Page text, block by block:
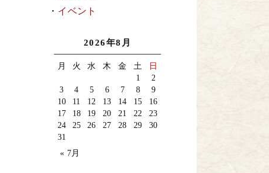
イベント
2026年8月
月 火 水 木 金 土
日
1
2
3
4 5 6 7 8
9
10
11 12 13 14 15
16
17
18 19 20 21 22
23
24
25 26 27 28 29
30
31
« 7月